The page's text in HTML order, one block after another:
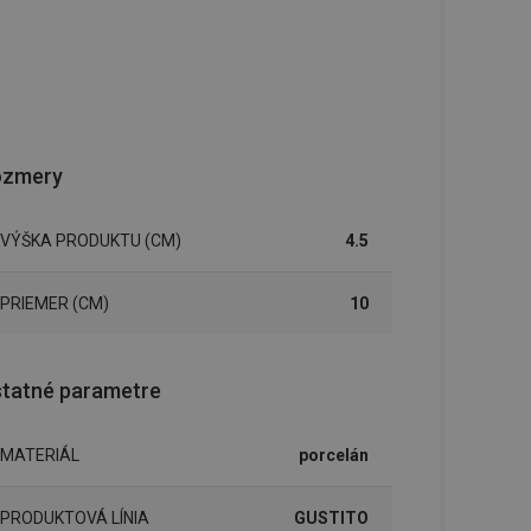
VÝŠKA PRODUKTU (CM) 4.5
PRIEMER (CM) 10
parametre
MATERIÁL porcelán
PRODUKTOVÁ LÍNIA GUSTITO